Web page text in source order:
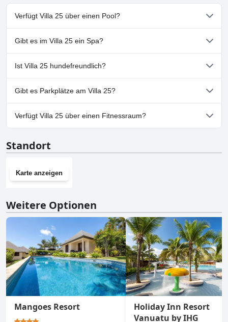
Verfügt Villa 25 über einen Pool?
Ja, Villa 25 hat Pools, die zu einer oder mehreren der folgenden
Kategorien gehören: .
Gibt es im Villa 25 ein Spa?
Nein, ein Spa ist im Villa 25 nicht vorhanden.
Ist Villa 25 hundefreundlich?
Nein, Villa 25 erlaubt keine Hunde.
Gibt es Parkplätze am Villa 25?
Ja, Parkmöglichkeiten sind im Villa 25 vorhanden.
Verfügt Villa 25 über einen Fitnessraum?
Standort
Karte anzeigen
Weitere Optionen
Mangoes Resort
Holiday Inn Resort
Vanuatu by IHG